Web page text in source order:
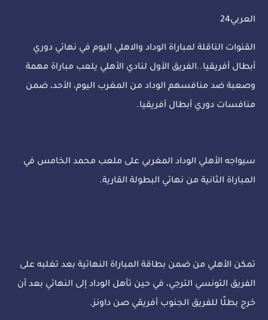
العربي24
القنوات الناقلة لمباراة الوداد والاهلي اليوم في نهائي دوري
أبطال أفريقيا..الفريق الأول لنادي الأهلي يلعب مباراة مهمة
وصعبة ضد منافسهم الوداد من المغرب اليوم، الأحد، ضمن
منافسات دوري أبطال أفريقيا.
سيواجه الأهلي الوداد المغربي على ملعب محمد الخامس في
المباراة الثانية من نهائي البطولة القارية.
تمكن الأهلي من ضمن بطاقة المباراة النهائية بعد تغلبه على
الفريق التونسي الترجي، في حين تأهل الوداد إلى النهائي بعد أن
خرج بطلًا للفريق الجنوب أفريقي صن داونز.